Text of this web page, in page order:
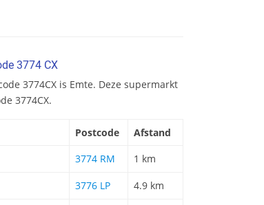
3774 CX
3774CX is Emte. Deze supermarkt
3774CX.
Postcode
Afstand
3774 RM 1 km
3776 LP 4.9 km